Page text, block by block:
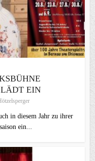
EIN
in diesem Jahr zu ihrer
ein...